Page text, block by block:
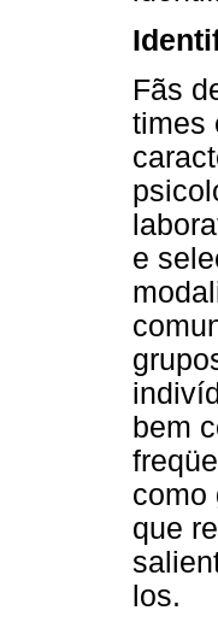
Fãs
times
e
bem
como
que
los.